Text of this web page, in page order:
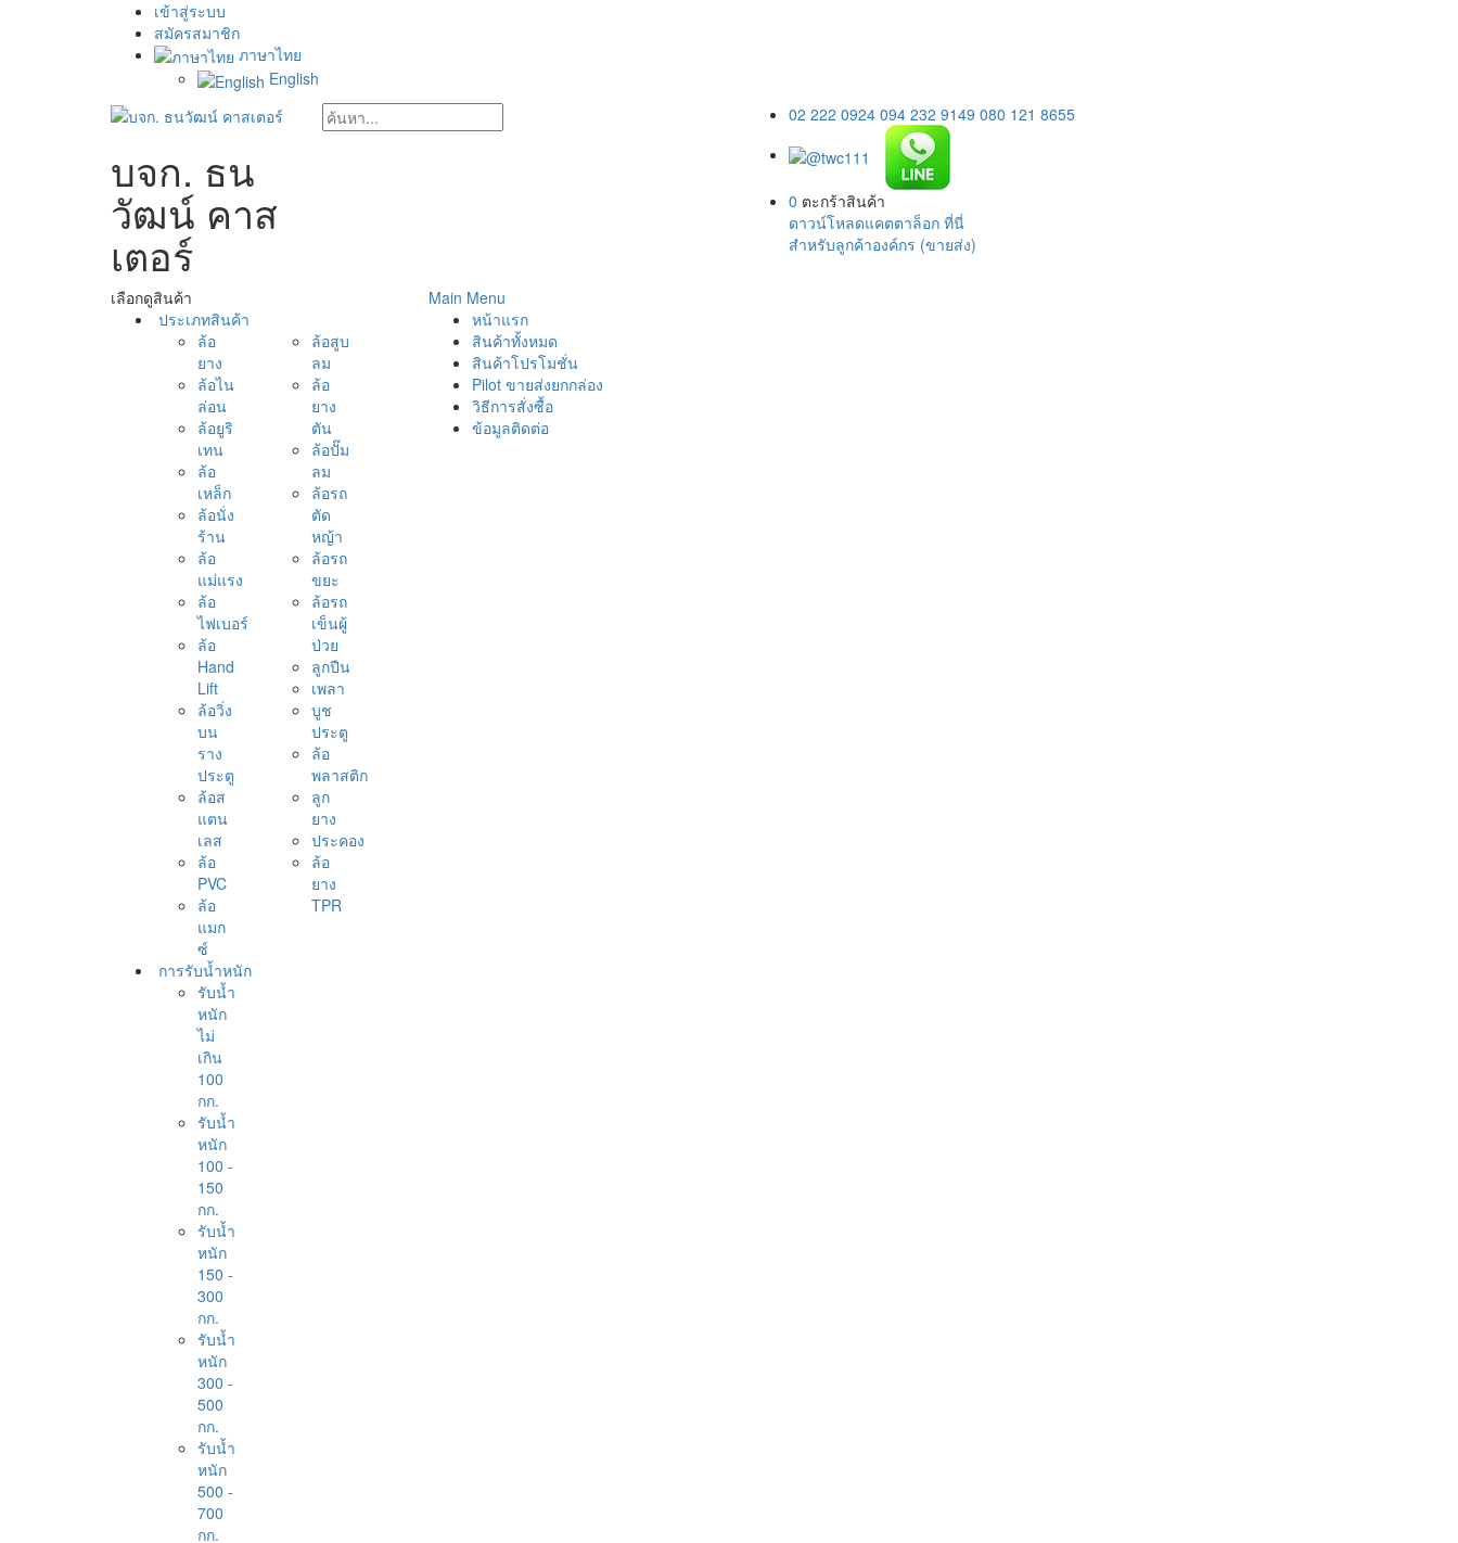
เข้าสู่ระบบ
สมัครสมาชิก
ภาษาไทย
English
บจก. ธน
วัฒน์ คาส
เตอร์
02 222 0924 094 232 9149 080 121 8655
0 ตะกร้าสินค้า
ดาวน์โหลดแคตตาล็อก ที่นี่
สำหรับลูกค้าองค์กร (ขายส่ง)
เลือกดูสินค้า
ประเภทสินค้า
ล้อ
ยาง
ล้อไน
ล่อน
ล้อยูริ
เทน
ล้อ
เหล็ก
ล้อนั่ง
ร้าน
ล้อ
แม่แรง
ล้อ
ไฟเบอร์
ล้อ
Hand
Lift
ล้อวิ่ง
บน
ราง
ประตู
ล้อส
แตน
เลส
ล้อ
PVC
ล้อ
แมก
ซ์
ล้อสูบ
ลม
ล้อ
ยาง
ตัน
ล้อปั๊ม
ลม
ล้อรถ
ตัด
หญ้า
ล้อรถ
ขยะ
ล้อรถ
เข็นผู้
ป่วย
ลูกปืน
เพลา
บูช
ประตู
ล้อ
พลาสติก
ลูก
ยาง
ประคอง
ล้อ
ยาง
TPR
การรับน้ำหนัก
รับน้ำ
หนัก
ไม่
เกิน
100
กก.
รับน้ำ
หนัก
100 -
150
กก.
รับน้ำ
หนัก
150 -
300
กก.
รับน้ำ
หนัก
300 -
500
กก.
รับน้ำ
หนัก
500 -
700
กก.
Main Menu
หน้าแรก
สินค้าทั้งหมด
สินค้าโปรโมชั่น
Pilot ขายส่งยกกล่อง
วิธีการสั่งซื้อ
ข้อมูลติดต่อ